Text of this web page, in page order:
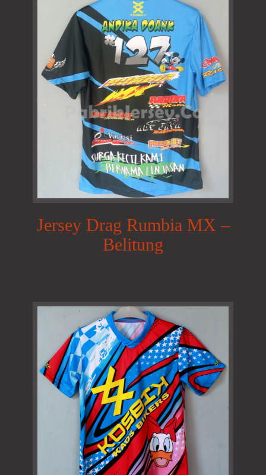
Jersey Drag Rumbia MX –
Belitung